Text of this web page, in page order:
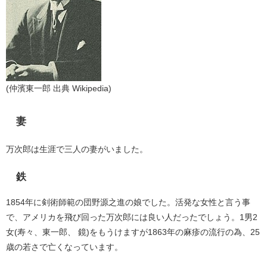
(仲濱東一郎 出典 Wikipedia)
妻
万次郎は生涯で三人の妻がいました。
鉄
1854年に剣術師範の団野源之進の娘でした。活発な女性と言う事
で、アメリカを飛び回った万次郎には良い人だったでしょう。1男2
女(寿々、東一郎、 鏡)をもうけますが1863年の麻疹の流行の為、25
歳の若さで亡くなっています。